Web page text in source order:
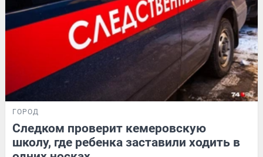
ГОРОД
Следком проверит кемеровскую
школу, где ребенка заставили ходить в